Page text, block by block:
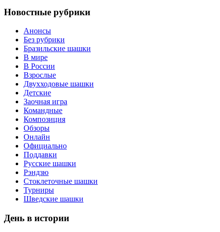
Новостные рубрики
Анонсы
Без рубрики
Бразильские шашки
В мире
В России
Взрослые
Двухходовые шашки
Детские
Заочная игра
Командные
Композиция
Обзоры
Онлайн
Официально
Поддавки
Русские шашки
Рэндзю
Стоклеточные шашки
Турниры
Шведские шашки
День в истории